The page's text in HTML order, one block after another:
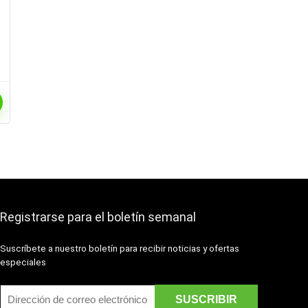
Registrarse para el boletín semanal
Suscríbete a nuestro boletín para recibir noticias y ofertas
especiales